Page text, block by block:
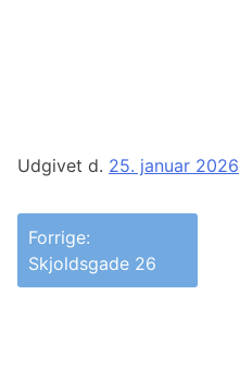
Udgivet d. 25. januar 2026
Indlægsnavigation
Forrige:
Skjoldsgade 26